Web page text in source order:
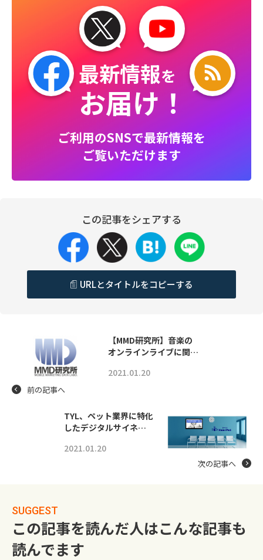
最新情報を
お届け！
ご利用のSNSで最新情報を
ご覧いただけます
この記事をシェアする
URLとタイトルをコピーする
【MMD研究所】音楽の
オンラインライブに関…
2021.01.20
前の記事へ
TYL、ペット業界に特化
したデジタルサイネ…
2021.01.20
次の記事へ
SUGGEST
この記事を読んだ人はこんな記事も
読んでます